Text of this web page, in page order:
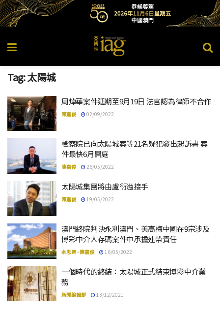
Tag:太陽城
周焯華案件延期至9月19日 法官認為律師不合作
陳嘉俊 02/09/2022
檢察院已向太陽城案等21名疑犯發出起訴書 案
件最快6月開庭
陳嘉俊 26/05/2022
太陽城集團將由盧衍溢接手
陳嘉俊 19/05/2022
澳門終院判決永利澳門、美高梅中國在9宗涉及
博彩中介人存碼案件中承擔連帶責任
本思齊 - 陳嘉俊 16/05/2022
一個時代的終結：太陽城正式結束博彩中介業
務
新聞編輯部 13/12/2021